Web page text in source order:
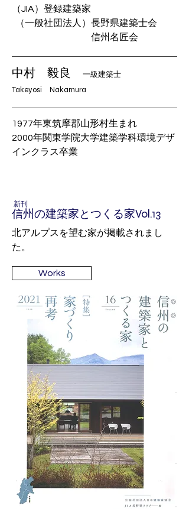
（JIA）登録建築家
（一般社団法人）長野県建築士会
信州名匠会
中村 毅良
一級建築士
​Takeyosi Nakamura
1977年東筑摩郡山形村生まれ
2000年関東学院大学建築学科環境デザ
インクラス卒業
新刊
信州の建築家とつくる家Vol.13
北アルプスを望む家が掲載されまし
た。
Works